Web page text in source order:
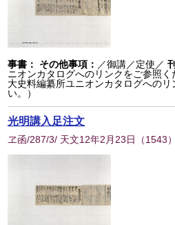
事書： その他事項： ／御講／定使／
ニオンカタログへのリンクをご参照く
大史料編纂所ユニオンカタログへのリ
い。）
光明講入足注文
ヱ函/287/3/ 天文12年2月23日 （1543